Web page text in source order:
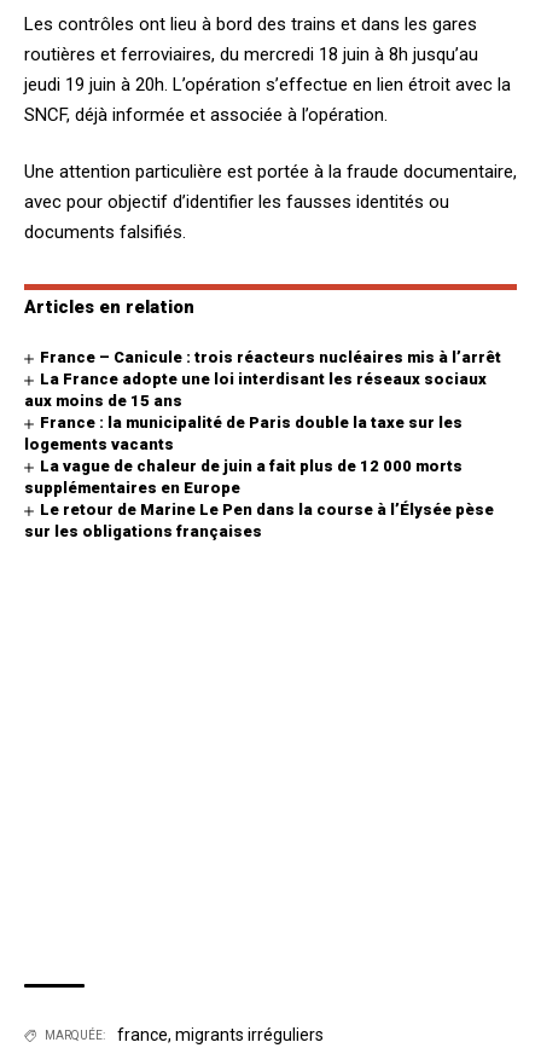
Les contrôles ont lieu à bord des trains et dans les gares
routières et ferroviaires, du mercredi 18 juin à 8h jusqu’au
jeudi 19 juin à 20h. L’opération s’effectue en lien étroit avec la
SNCF, déjà informée et associée à l’opération.
Une attention particulière est portée à la fraude documentaire,
avec pour objectif d’identifier les fausses identités ou
documents falsifiés.
Articles en relation
France – Canicule : trois réacteurs nucléaires mis à l’arrêt
La France adopte une loi interdisant les réseaux sociaux
aux moins de 15 ans
France : la municipalité de Paris double la taxe sur les
logements vacants
La vague de chaleur de juin a fait plus de 12 000 morts
supplémentaires en Europe
Le retour de Marine Le Pen dans la course à l’Élysée pèse
sur les obligations françaises
MARQUÉE: france, migrants irréguliers